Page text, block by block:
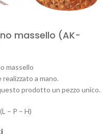
massello (AK-
massello
a mano.
prodotto un pezzo unico.
(L – P – H)